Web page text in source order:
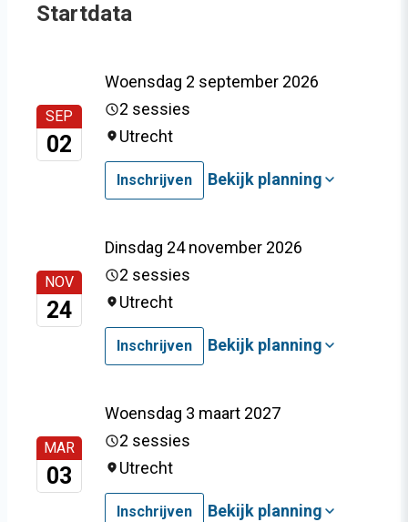
Startdata
SEP
02
Woensdag 2 september 2026
2 sessies
Utrecht
Inschrijven Bekijk planning
NOV
24
Dinsdag 24 november 2026
2 sessies
Utrecht
Inschrijven Bekijk planning
MAR
03
Woensdag 3 maart 2027
2 sessies
Utrecht
Inschrijven Bekijk planning